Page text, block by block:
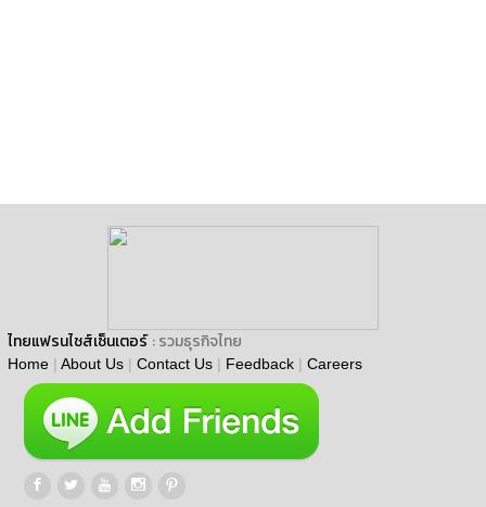
ไทยแฟรนไชส์เซ็นเตอร์ : รวมธุรกิจไทย
Home | About Us | Contact Us | Feedback | Careers